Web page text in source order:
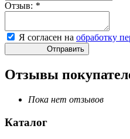
Отзыв: *
Я согласен на обработку
Отправить
Отзывы
Пока нет отзывов
Каталог